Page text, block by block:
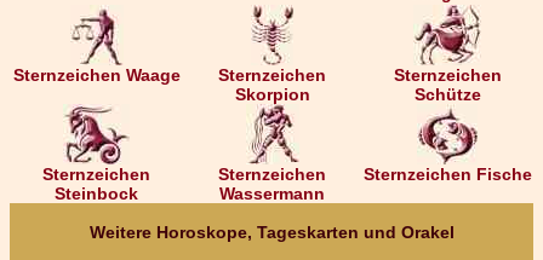
Sternzeichen Waage
Sternzeichen
Skorpion
Sternzeichen
Schütze
Sternzeichen
Steinbock
Sternzeichen
Wassermann
Sternzeichen Fische
Weitere Horoskope, Tageskarten und Orakel